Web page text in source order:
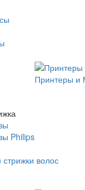
Принтеры
Philips
волос